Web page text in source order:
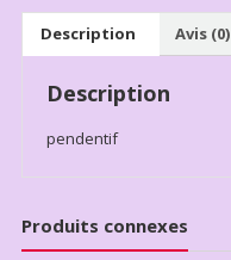
Description Avis (0)
Description
pendentif
Produits connexes